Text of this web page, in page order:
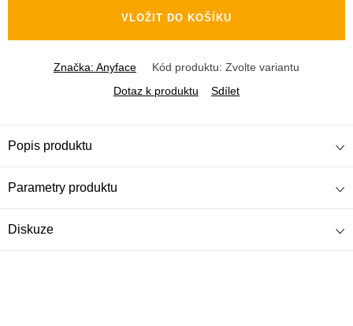
VLOŽIT DO KOŠÍKU
Značka: Anyface Kód produktu: Zvolte variantu
Dotaz k produktu
Sdílet
Popis produktu
Parametry produktu
Diskuze